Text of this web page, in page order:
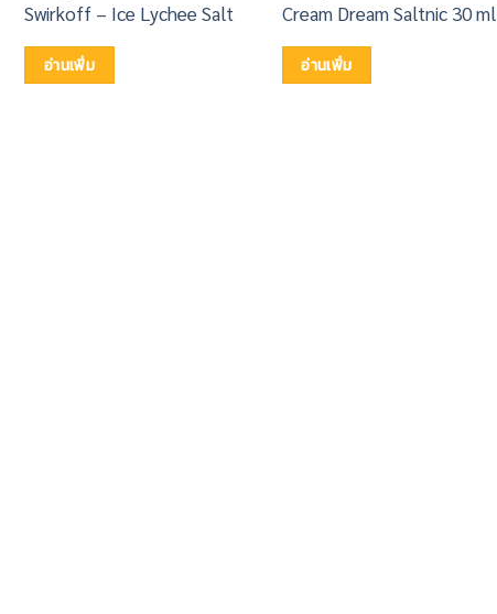
Swirkoff – Ice Lychee Salt
อ่านเพิ่ม
Cream Dream Saltnic 30 ml
อ่านเพิ่ม